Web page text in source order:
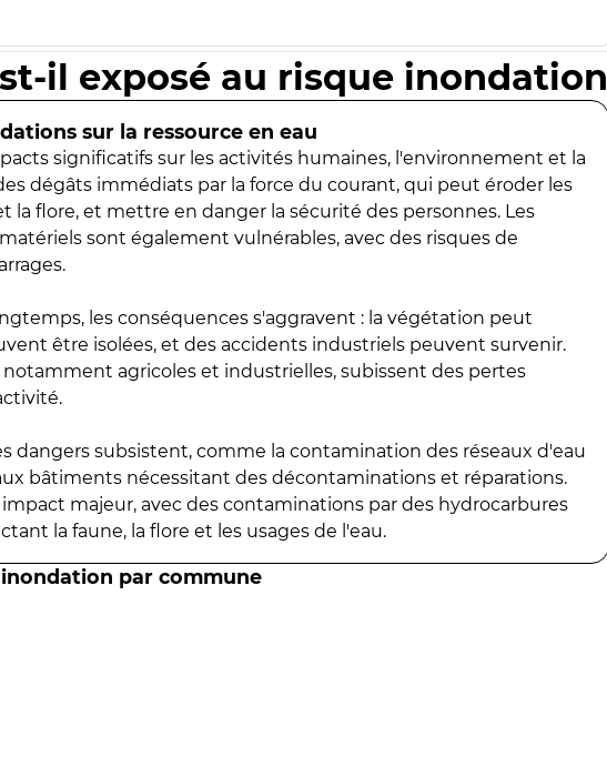
il exposé au risque
sur la ressource en eau
significatifs sur les activités humaines, l'environnement et la
dégâts immédiats par la force du courant, qui peut éroder les
la flore, et mettre en danger la sécurité des personnes. Les
sont également vulnérables, avec des risques de
les conséquences s'aggravent : la végétation peut
être isolées, et des accidents industriels peuvent survenir.
agricoles et industrielles, subissent des pertes
dangers subsistent, comme la contamination des réseaux d'eau
bâtiments nécessitant des décontaminations et réparations.
majeur, avec des contaminations par des hydrocarbures
la faune, la flore et les usages de l'eau.
par commune